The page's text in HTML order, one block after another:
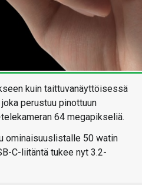
kuin taittuvanäyttöisessä
perustuu pinottuun
64 megapikseliä.
ominaisuuslistalle 50 watin
C-liitäntä tukee nyt 3.2-